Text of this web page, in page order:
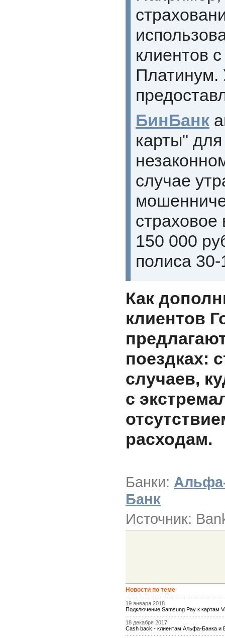
клиентов
Платинум.
БинБанк
карты"
случае
150 000
полиса
Как
клиентов
поездках:
случаев,
с
расходам.
Банки:
Банк
Источник:
Новости по теме
19 января 2018
Подключение Samsung Pay к картам
18 декабря 2017
Сash back - клиентам Альфа-Банка и